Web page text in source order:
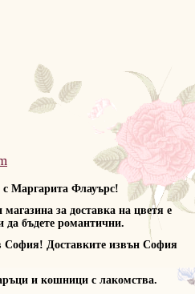
с Маргарита Флауърс!
за доставка на цветя е
да бъдете романтични.
София! Доставките извън София
и кошници с лакомства.